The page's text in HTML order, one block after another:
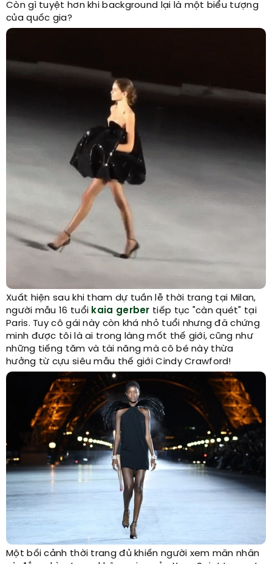
Còn gì tuyệt hơn khi background lại là một biểu tượng
của quốc gia?
Xuất hiện sau khi tham dự tuần lễ thời trang tại Milan,
người mẫu 16 tuổi kaia gerber tiếp tục "càn quét" tại
Paris. Tuy cô gái này còn khá nhỏ tuổi nhưng đã chứng
minh được tôi là ai trong làng mốt thế giới, cũng như
những tiếng tăm và tài năng mà cô bé này thừa
hưởng từ cựu siêu mẫu thế giới Cindy Crawford!
Một bối cảnh thời trang đủ khiến người xem mãn nhãn